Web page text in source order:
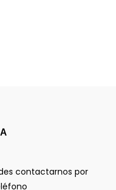
contactarnos por